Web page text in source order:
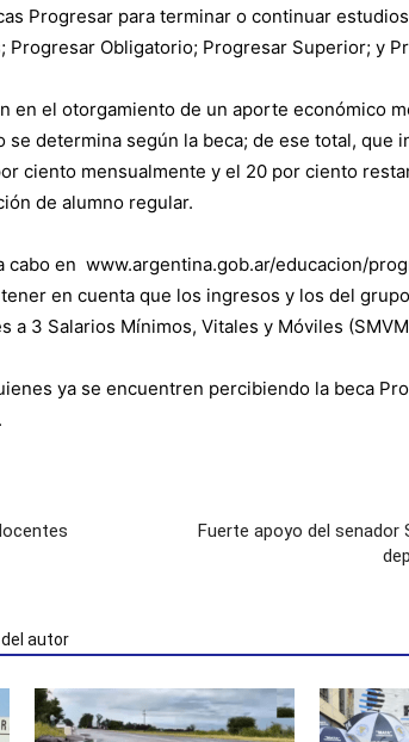
Progresar para terminar o continuar
Progresar Obligatorio; Progresar Superior; y
en el otorgamiento de un aporte económico
se determina según la beca; de ese total, que
ciento mensualmente y el 20 por ciento
de alumno regular.
cabo en www.argentina.gob.ar/educacion/
en cuenta que los ingresos y los del
a 3 Salarios Mínimos, Vitales y Móviles
ya se encuentren percibiendo la beca
Fuerte apoyo del
autor